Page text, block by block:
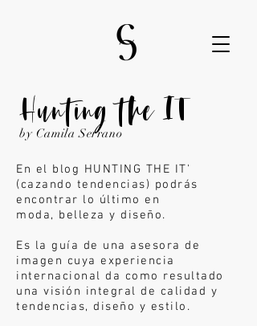
Hunting the IT
by Camila Serrano
En el blog HUNTING THE IT'
(cazando tendencias) podrás
encontrar lo último en
moda, belleza y diseño.
Es la guía de una asesora de
imagen cuya experiencia
internacional da como resultado
una visión integral de calidad y
tendencias, diseño y estilo.